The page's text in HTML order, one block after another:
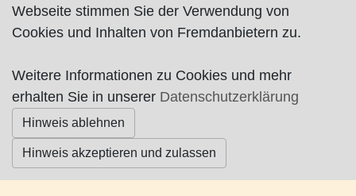
Webseite stimmen Sie der Verwendung von
Cookies und Inhalten von Fremdanbietern zu.
Weitere Informationen zu Cookies und mehr
erhalten Sie in unserer Datenschutzerklärung
Hinweis ablehnen
Hinweis akzeptieren und zulassen